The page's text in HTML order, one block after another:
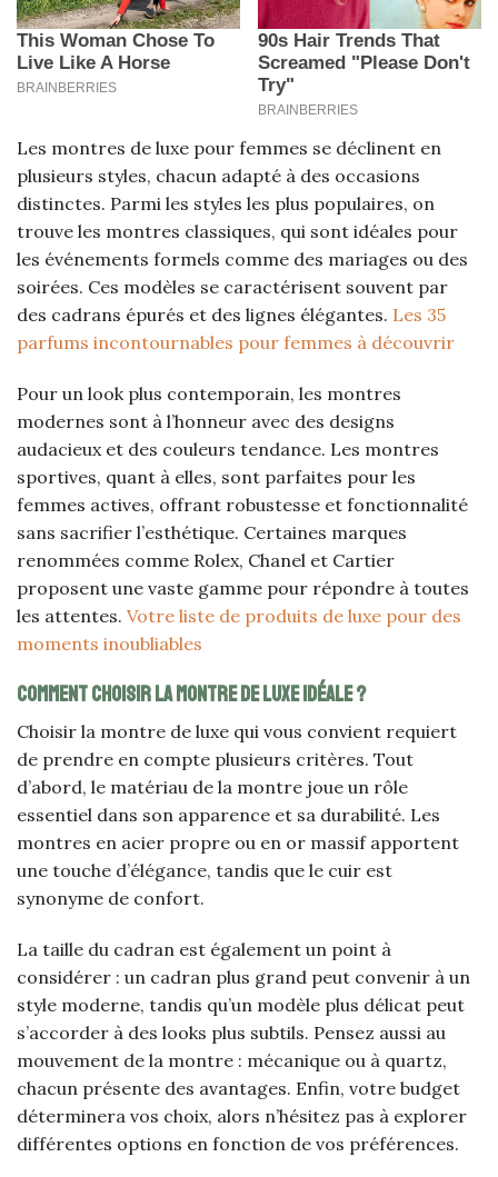
Les montres de luxe pour femmes se déclinent en
plusieurs styles, chacun adapté à des occasions
distinctes. Parmi les styles les plus populaires, on
trouve les montres classiques, qui sont idéales pour
les événements formels comme des mariages ou des
soirées. Ces modèles se caractérisent souvent par
des cadrans épurés et des lignes élégantes. Les 35
parfums incontournables pour femmes à découvrir
Pour un look plus contemporain, les montres
modernes sont à l’honneur avec des designs
audacieux et des couleurs tendance. Les montres
sportives, quant à elles, sont parfaites pour les
femmes actives, offrant robustesse et fonctionnalité
sans sacrifier l’esthétique. Certaines marques
renommées comme Rolex, Chanel et Cartier
proposent une vaste gamme pour répondre à toutes
les attentes. Votre liste de produits de luxe pour des
moments inoubliables
Comment choisir la montre de luxe idéale ?
Choisir la montre de luxe qui vous convient requiert
de prendre en compte plusieurs critères. Tout
d’abord, le matériau de la montre joue un rôle
essentiel dans son apparence et sa durabilité. Les
montres en acier propre ou en or massif apportent
une touche d’élégance, tandis que le cuir est
synonyme de confort.
La taille du cadran est également un point à
considérer : un cadran plus grand peut convenir à un
style moderne, tandis qu’un modèle plus délicat peut
s’accorder à des looks plus subtils. Pensez aussi au
mouvement de la montre : mécanique ou à quartz,
chacun présente des avantages. Enfin, votre budget
déterminera vos choix, alors n’hésitez pas à explorer
différentes options en fonction de vos préférences.